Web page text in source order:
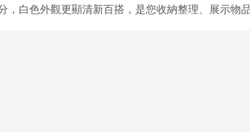
白色外觀更顯清新百搭，是您收納整理、展示物品